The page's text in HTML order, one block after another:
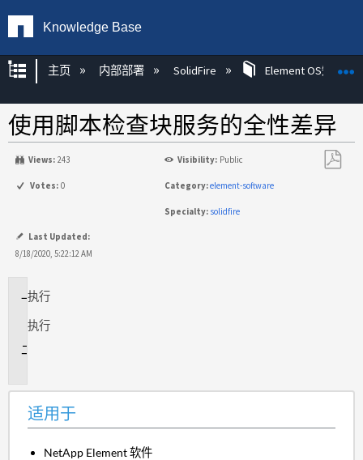
Knowledge Base
扩展/隐缩全局层次
主页 内部部署 SolidFire Element OS知识库
使用脚本检查块服务的全性差异
Views: 243 Visibility: Public
Votes: 0 Category:element-software
Specialty: solidfire
Last Updated:
8/18/2020, 5:22:12 AM
适
于
执行
执行
适用于
NetApp Element 软件